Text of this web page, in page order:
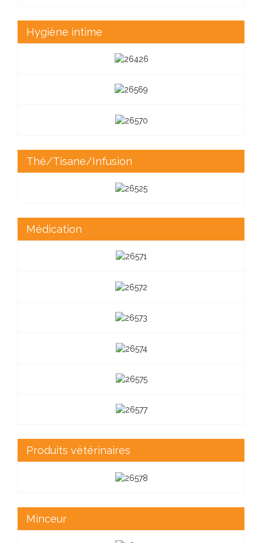
Hygiène intime
Thé/Tisane/Infusion
Médication
Produits vétérinaires
Minceur